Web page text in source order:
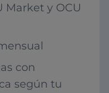
Market y OCU
con
según tu